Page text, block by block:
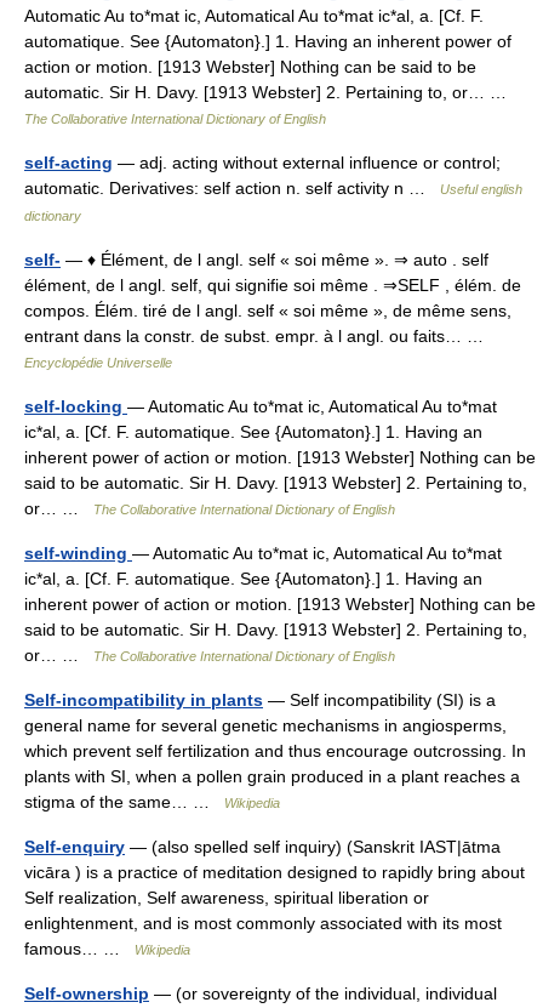
Automatic Au to*mat ic, Automatical Au to*mat ic*al, a. [Cf. F.
automatique. See {Automaton}.] 1. Having an inherent power of
action or motion. [1913 Webster] Nothing can be said to be
automatic. Sir H. Davy. [1913 Webster] 2. Pertaining to, or… …
The Collaborative International Dictionary of English
self-acting — adj. acting without external influence or control;
automatic. Derivatives: self action n. self activity n …
Useful english
dictionary
self- — ♦ Élément, de l angl. self « soi même ». ⇒ auto . self
élément, de l angl. self, qui signifie soi même . ⇒SELF , élém. de
compos. Élém. tiré de l angl. self « soi même », de même sens,
entrant dans la constr. de subst. empr. à l angl. ou faits… …
Encyclopédie Universelle
self-locking — Automatic Au to*mat ic, Automatical Au to*mat
ic*al, a. [Cf. F. automatique. See {Automaton}.] 1. Having an
inherent power of action or motion. [1913 Webster] Nothing can be
said to be automatic. Sir H. Davy. [1913 Webster] 2. Pertaining to,
or… …
The Collaborative International Dictionary of English
self-winding — Automatic Au to*mat ic, Automatical Au to*mat
ic*al, a. [Cf. F. automatique. See {Automaton}.] 1. Having an
inherent power of action or motion. [1913 Webster] Nothing can be
said to be automatic. Sir H. Davy. [1913 Webster] 2. Pertaining to,
or… …
The Collaborative International Dictionary of English
Self-incompatibility in plants — Self incompatibility (SI) is a
general name for several genetic mechanisms in angiosperms,
which prevent self fertilization and thus encourage outcrossing. In
plants with SI, when a pollen grain produced in a plant reaches a
stigma of the same… …
Wikipedia
Self-enquiry — (also spelled self inquiry) (Sanskrit IAST|ātma
vicāra ) is a practice of meditation designed to rapidly bring about
Self realization, Self awareness, spiritual liberation or
enlightenment, and is most commonly associated with its most
famous… …
Wikipedia
Self-ownership — (or sovereignty of the individual, individual